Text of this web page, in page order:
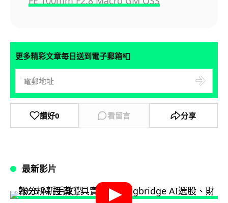
更多精彩文章每日送到電子郵箱📮
讚好0 看留言 分享
最新影片